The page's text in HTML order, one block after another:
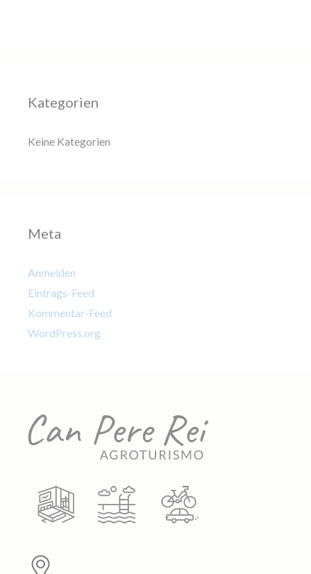
Kategorien
Keine Kategorien
Meta
Anmelden
Eintrags-Feed
Kommentar-Feed
WordPress.org